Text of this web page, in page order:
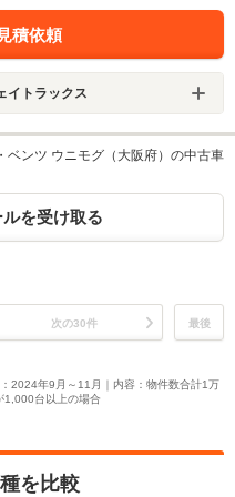
積依頼
トラックス
ベンツ ウニモグ（大阪府）の中古車
を受け取る
次の30件 最後
2024年9月～11月｜内容：物件数合計1万
1,000台以上の場合
を比較